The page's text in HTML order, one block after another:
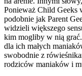
Ponieważ Child Geeks
podobnie jak Parent
widzieli większego
kim mogliby w nią grać.
dla ich małych
swobodnie z
rodziców maniaków i